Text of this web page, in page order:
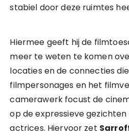
stabiel door deze ruimtes
Hiermee geeft hij de
meer te weten te komen
locaties en de connecties
filmpersonages en het
camerawerk focust de
op de expressieve
actrices. Hiervoor zet